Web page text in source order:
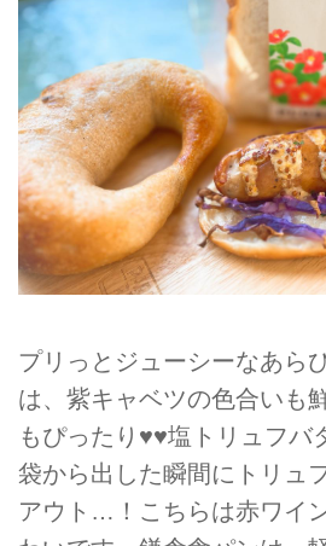
プリっとジューシーなあら
は、紫キャベツの色合いも
もぴったり♥♥塩トリュフバ
袋から出した瞬間にトリュ
アウト…！こちらは赤ワイ